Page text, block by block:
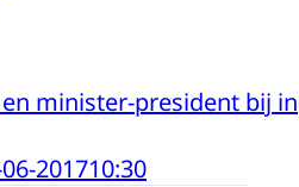
minister-president bij
201710:30